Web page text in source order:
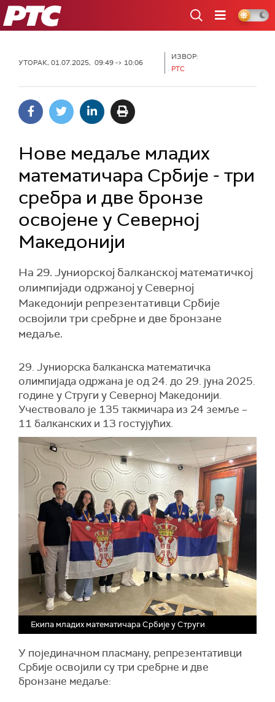
РТС
УТОРАК, 01.07.2025, 09:49 -> 10:06
ИЗВОР:
РТС
Нове медаље младих
математичара Србије - три
сребра и две бронзе
освојене у Северној
Македонији
На 29. Јуниорској балканској математичкој
олимпијади одржаној у Северној
Македонији репрезентативци Србије
освојили три сребрне и две бронзане
медаље.
29. Јуниорска балканска математичка
олимпијада одржана је од 24. до 29. јуна 2025.
године у Струги у Северној Македонији.
Учествовало је 135 такмичара из 24 земље –
11 балканских и 13 гостујућих.
Екипа младих математичара Србије у Струги
У појединачном пласману, репрезентативци
Србије освојили су три сребрне и две
бронзане медаље: